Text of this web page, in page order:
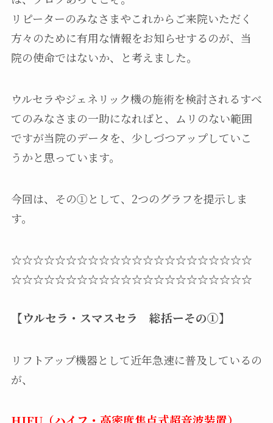
リピーターのみなさまやこれからご来院いただく
方々のために有用な情報をお知らせするのが、当
院の使命ではないか、と考えました。
ウルセラやジェネリック機の施術を検討されるすべ
てのみなさまの一助になればと、ムリのない範囲
ですが当院のデータを、少しづつアップしていこ
うかと思っています。
今回は、その①として、2つのグラフを提示しま
す。
☆☆☆☆☆☆☆☆☆☆☆☆☆☆☆☆☆☆☆☆☆☆
☆☆☆☆☆☆☆☆☆☆☆☆☆☆☆☆☆☆☆☆☆☆
【ウルセラ・スマスセラ 総括ーその①】
リフトアップ機器として近年急速に普及しているの
が、